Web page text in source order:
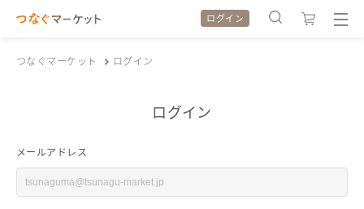
カテゴリから探す
カテゴリから探す
ログイン
つなぐマーケット ログイン
ログイン
メールアドレス